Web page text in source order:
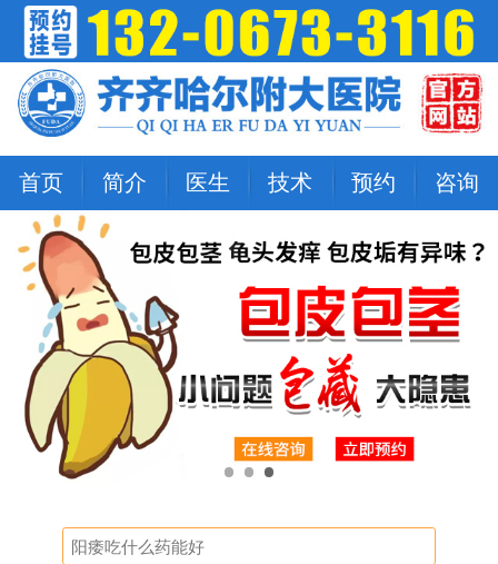
首页 简介 医生 技术 预约 咨询